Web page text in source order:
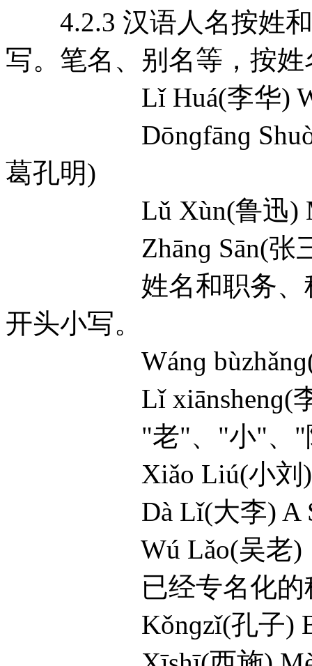
4.2.3 汉语人名按姓和
写。笔名、别名等，按
Lǐ Huá(李华)
Dōnɡfānɡ Shuò(东
葛孔明)
Lǔ Xùn(鲁迅) Méi
Zhānɡ Sān(张三)
姓名和职务、称呼
开头小写。
Wánɡ bùzhǎnɡ(王
Lǐ xiānshenɡ(李先
"老"、"小"、"阿"
Xiǎo Liú(小刘)
Dà Lǐ(大李) A
Wú Lǎo(吴老)
已经专名化的称呼
Kǒnɡzǐ(孔子)